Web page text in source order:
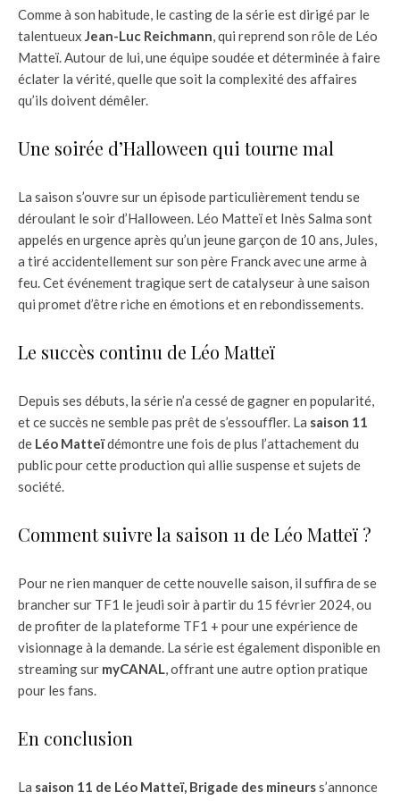
Comme à son habitude, le casting de la série est dirigé par le
talentueux Jean-Luc Reichmann , qui reprend son rôle de Léo
Matteï. Autour de lui, une équipe soudée et déterminée à faire
éclater la vérité, quelle que soit la complexité des affaires
qu’ils doivent démêler.
Une soirée d’Halloween qui tourne mal
La saison s’ouvre sur un épisode particulièrement tendu se
déroulant le soir d’Halloween. Léo Matteï et Inès Salma sont
appelés en urgence après qu’un jeune garçon de 10 ans, Jules,
a tiré accidentellement sur son père Franck avec une arme à
feu. Cet événement tragique sert de catalyseur à une saison
qui promet d’être riche en émotions et en rebondissements.
Le succès continu de Léo Matteï
Depuis ses débuts, la série n’a cessé de gagner en popularité,
et ce succès ne semble pas prêt de s’essouffler. La saison 11
de Léo Matteïdémontre une fois de plus l’attachement du
public pour cette production qui allie suspense et sujets de
société.
Comment suivre la saison 11 de Léo Matteï ?
Pour ne rien manquer de cette nouvelle saison, il suffira de se
brancher sur TF1 le jeudi soir à partir du 15 février 2024, ou
de profiter de la plateforme TF1 + pour une expérience de
visionnage à la demande. La série est également disponible en
streaming sur myCANAL
, offrant une autre option pratique
pour les fans.
En conclusion
La saison 11 de Léo Matteï, Brigade des mineurss’annonce